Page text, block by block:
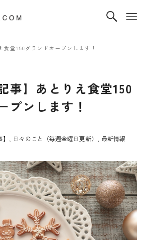
食堂150グランドオープンします！
事】あとりえ食堂150
プンします！
日々のこと（毎週金曜日更新） 最新情報